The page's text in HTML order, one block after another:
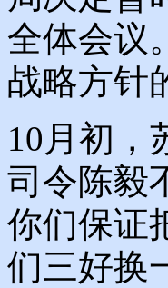
全体会议
战略方针
10月初，
司令陈毅
你们保证
们三好换